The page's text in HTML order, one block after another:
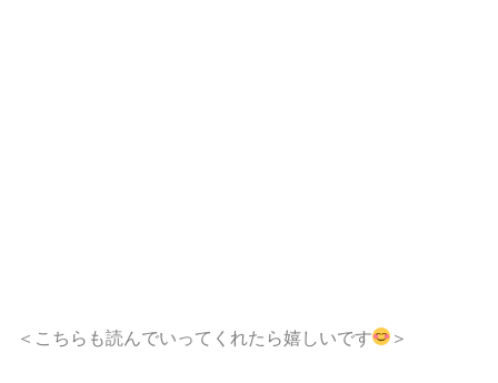
＜こちらも読んでいってくれたら嬉しいです ＞